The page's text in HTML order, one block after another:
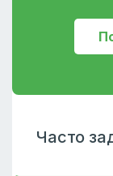
Часто